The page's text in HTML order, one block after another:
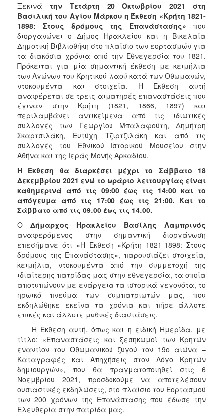
Ξεκινά την Τετάρτη 20 Οκτωβρίου 2021
στη
Βασιλική του Αγίου Μάρκου η Έκθεση «Κρήτη 1821-
1898: Στους δρόμους της Επανάστασης» που
διοργανώνει ο Δήμος Ηρακλείου και η Βικελαία
Δημοτική Βιβλιοθήκη στο πλαίσιο των εορτασμών για
τα διακόσια χρόνια από την Εθνεγερσία του 1821.
Πρόκειται για μία σημαντική έκθεση με κειμήλια
των Αγώνων του Κρητικού λαού κατά των Οθωμανών,
ντοκουμέντα και στοιχεία. Η Έκθεση αυτή
αναφέρεται σε τρεις αιματηρές επαναστάσεις που
έγιναν στην Κρήτη (1821, 1866, 1897) και
περιλαμβάνει αντικείμενα από τις ιδιωτικές
συλλογές των Γεωργίου Μπαλαφούτη, Δημήτρη
Σκαρτσιλάκη, Ευτύχη Τζιρτζιλάκη και από τις
συλλογές του Εθνικού Ιστορικού Μουσείου στην
Αθήνα και της Ιεράς Μονής Αρκαδίου.
Η Έκθεση θα διαρκέσει μέχρι το Σάββατο 18
Δεκεμβρίου 2021 ενώ το ωράριο λειτουργίας είναι
καθημερινά από τις 09:00 έως τις 14:00 και το
απόγευμα από τις 17:00 έως τις 21:00. Και το
Σάββατο από τις 09:00 έως τις 14:00.
Ο Δήμαρχος Ηρακλείου Βασίλης Λαμπρινός
αναφερόμενος στην σημαντική διοργάνωση
επεσήμανε ότι «Η Έκθεση «Κρήτη 1821-1898: Στους
δρόμους της Επανάστασης», παρουσιάζει στοιχεία,
κειμήλια, ντοκουμέντα από την συμμετοχή της
ιδιαίτερης πατρίδας μας στην εθνεγερσία, τα οποία
αποτυπώνουν με ενάργεια τα ιστορικά γεγονότα, το
ηρωικό πνεύμα των συμπατριωτών μας, που
εκδηλώθηκε εκείνα τα χρόνια και πήρε άλλοτε
επικές και άλλοτε μυθικές διαστάσεις.
Η Έκθεση αυτή, όπως και η ειδική Ημερίδα, με
τίτλο: «Επαναστάσεις και ξεσηκωμοί των Κρητών
εναντίον του Οθωμανικού ζυγού τον 19ο αιώνα –
Καταγραφές και Απηχήσεις στον Λόγο Κρητών
δημιουργών», που θα πραγματοποιηθεί στις 6
Νοεμβρίου 2021, προσδοκούμε να αποτελέσουν
ουσιαστικές εκδηλώσεις, στο πλαίσιο του Εορτασμού
των 200 χρόνων της Επανάστασης που έδωσε την
Ελευθερία στην πατρίδα μας.